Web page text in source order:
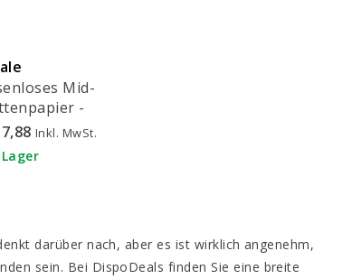
Mid-
-
Inkl. MwSt.
darüber nach, aber es ist wirklich angenehm,
sein. Bei DispoDeals finden Sie eine breite